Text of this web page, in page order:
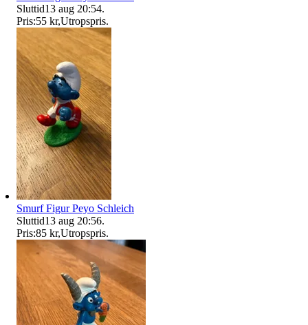
Sluttid13 aug 20:54.
Pris:55 kr,Utropspris.
Smurf Figur Peyo Schleich
Sluttid13 aug 20:56.
Pris:85 kr,Utropspris.